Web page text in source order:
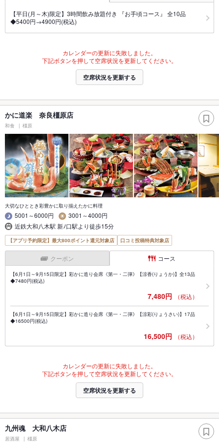
【平日(月～木)限定】3時間飲み放題付き 『お手頃コース』 全10品
◆5400円→4900円(税込)
カレンダーの更新に失敗しました。
下記ボタンを押して空席状況を更新してください。
空席状況を更新する
かに道楽 奈良橿原店
和食 橿原
大切なひととき彩豊かに取り揃えたかに料理
5001～6000円
3001～4000円
近鉄大和八木駅 新ﾉ口駅より徒歩15分
【アプリ予約限定】最大800ポイント還元対象店 口コミ投稿特典対象店
クーポン コース
【6月1日～9月15日限定】彩かに造り会席《第一・二弾》【涼香(りょうか)】全13品
◆7480円(税込)
7,480円 （税込）
【6月1日～9月15日限定】彩かに造り会席《第一・二弾》【涼彩(りょうさい)】17品
◆16500円(税込)
16,500円 （税込）
カレンダーの更新に失敗しました。
下記ボタンを押して空席状況を更新してください。
空席状況を更新する
九州魂 大和八木店
居酒屋 橿原